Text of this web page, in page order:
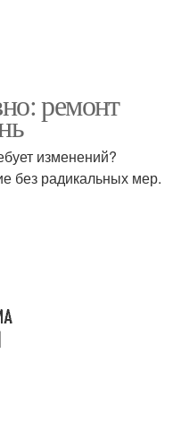
ремонт
изменений?
без радикальных мер.